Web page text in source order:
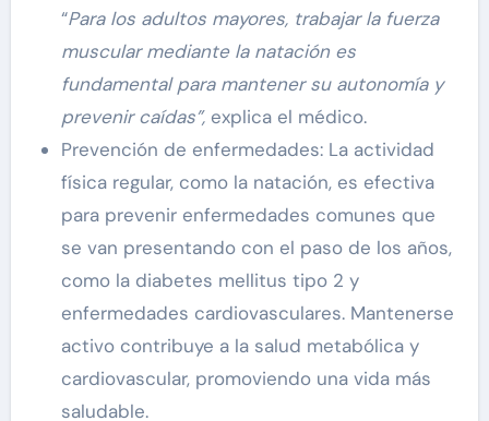
“Para los adultos mayores, trabajar la fuerza
muscular mediante la natación es
fundamental para mantener su autonomía y
prevenir caídas”,explica el médico.
Prevención de enfermedades: La actividad
física regular, como la natación, es efectiva
para prevenir enfermedades comunes que
se van presentando con el paso de los años,
como la diabetes mellitus tipo 2 y
enfermedades cardiovasculares. Mantenerse
activo contribuye a la salud metabólica y
cardiovascular, promoviendo una vida más
saludable.